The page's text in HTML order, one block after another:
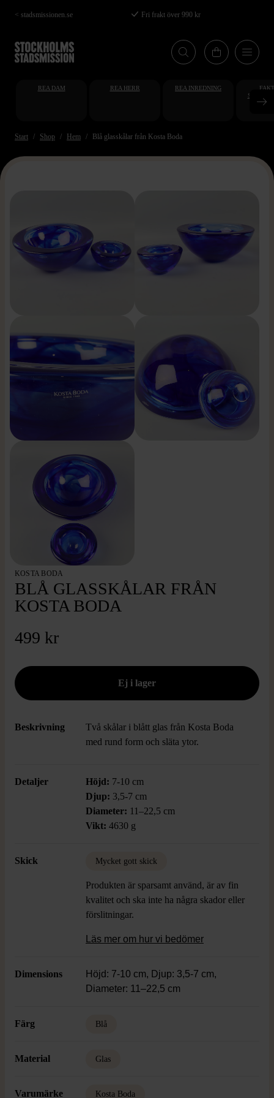
Hoppa
till
huvudinnehåll
< stadsmissionen.se Fri frakt över 990 kr
REA DAM REA HERR REA INREDNING
Start Shop Hem Blå glasskålar från Kosta Boda
KOSTA BODA
BLÅ GLASSKÅLAR FRÅN
KOSTA BODA
499 kr
Beskrivning
Två skålar i blått glas från Kosta Boda
med rund form och släta ytor.
Detaljer Höjd: 7-10 cm
Djup: 3,5-7 cm
Diameter: 11–22,5 cm
Vikt: 4630 g
Skick Mycket gott skick
Produkten är sparsamt använd, är av fin
kvalitet och ska inte ha några skador eller
förslitningar.
Läs mer om hur vi bedömer
Dimensions
Höjd: 7-10 cm, Djup: 3,5-7 cm,
Diameter: 11–22,5 cm
Färg Blå
Material Glas
Varumärke Kosta Boda